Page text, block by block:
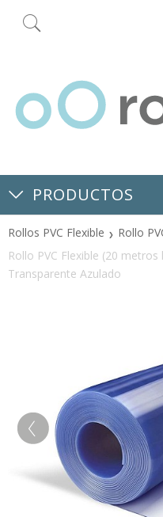
PRODUCTOS
Rollos PVC Flexible
Rollo
Rollo PVC Flexible (20
Transparente Azulado